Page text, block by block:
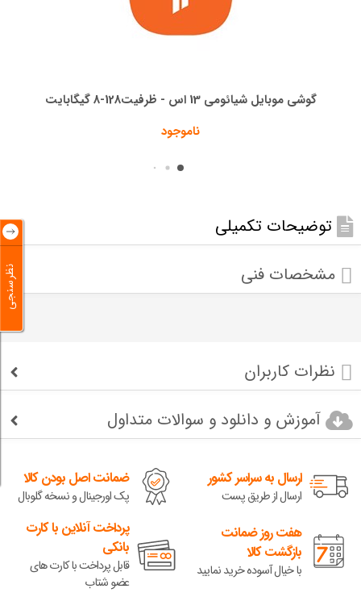
گوشی موبایل شیائومی 13 اس - ظرفیت128-8 گیگابایت
ناموجود
توضیحات تکمیلی
مشخصات فنی
نظرات کاربران
آموزش و دانلود و سوالات متداول
ارسال به سراسر کشور
ارسال از طریق پست
ضمانت اصل بودن کالا
پک اورجینال و نسخه گلوبال
هفت روز ضمانت
بازگشت کالا
با خیال آسوده خرید نمایید
پرداخت آنلاین با کارت
بانکی
قابل پرداخت با کارت های
عضو شتاب
نظرسنجی